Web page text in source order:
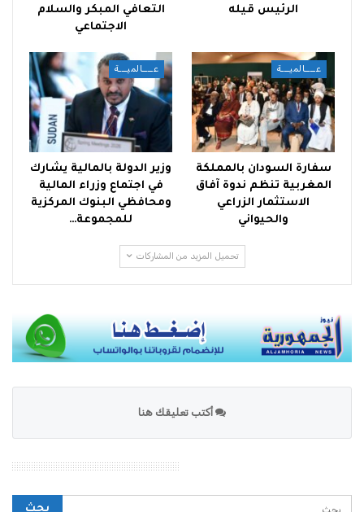
الرئيس قيله
التعافي المبكر والسلام
الاجتماعي
عــــالميـــة
سفارة السودان بالمملكة
المغربية تنظم ندوة آفاق
الاستثمار الزراعي
والحيواني
عــــالميـــة
وزير الدولة بالمالية يشارك
في اجتماع وزراء المالية
ومحافظي البنوك المركزية
للمجموعة…
تحميل المزيد من المشاركات
أكتب تعليقك هنا